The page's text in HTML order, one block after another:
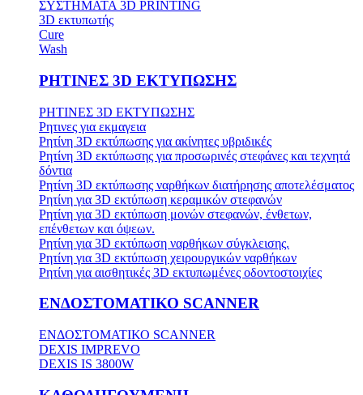
ΣΥΣΤΗΜΑΤΑ 3D PRINTING
3D εκτυπωτής
Cure
Wash
ΡΗΤΙΝΕΣ 3D ΕΚΤΥΠΩΣΗΣ
ΡΗΤΙΝΕΣ 3D ΕΚΤΥΠΩΣΗΣ
Ρητινες για εκμαγεια
Ρητίνη 3D εκτύπωσης για ακίνητες υβριδικές
Ρητίνη 3D εκτύπωσης για προσωρινές στεφάνες και τεχνητά
δόντια
Ρητίνη 3D εκτύπωσης ναρθήκων διατήρησης αποτελέσματος
Ρητίνη για 3D εκτύπωση κεραμικών στεφανών
Ρητίνη για 3D εκτύπωση μονών στεφανών, ένθετων,
επένθετων και όψεων.
Ρητίνη για 3D εκτύπωση ναρθήκων σύγκλεισης.
Ρητίνη για 3D εκτύπωση χειρουργικών ναρθήκων
Ρητίνη για αισθητικές 3D εκτυπωμένες οδοντοστοιχίες
ΕΝΔΟΣΤΟΜΑΤΙΚΟ SCANNER
ΕΝΔΟΣΤΟΜΑΤΙΚΟ SCANNER
DEXIS IMPREVO
DEXIS IS 3800W